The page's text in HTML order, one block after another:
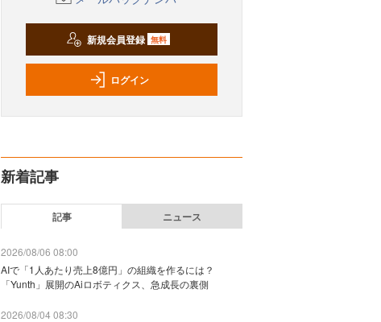
新規会員登録 無料
ログイン
新着記事
記事 ニュース
2026/08/06 08:00
AIで「1人あたり売上8億円」の組織を作るには？
「Yunth」展開のAiロボティクス、急成長の裏側
2026/08/04 08:30